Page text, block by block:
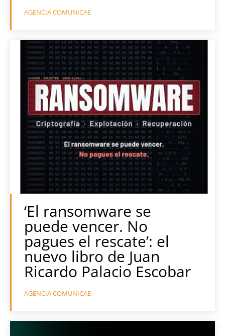
AGENCIA COMUNICAE
‘El ransomware se
puede vencer. No
pagues el rescate’: el
nuevo libro de Juan
Ricardo Palacio Escobar
AGENCIA COMUNICAE